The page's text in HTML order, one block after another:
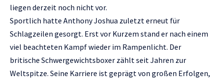
liegen derzeit noch nicht vor.
Sportlich hatte Anthony Joshua zuletzt erneut für
Schlagzeilen gesorgt. Erst vor Kurzem stand er nach einem
viel beachteten Kampf wieder im Rampenlicht. Der
britische Schwergewichtsboxer zählt seit Jahren zur
Weltspitze. Seine Karriere ist geprägt von großen Erfolgen,